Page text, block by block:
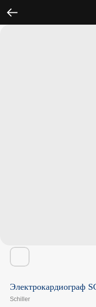
Электрокардиограф
Schiller